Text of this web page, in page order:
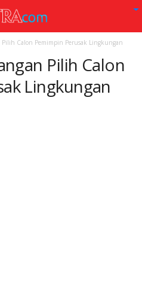
Pilih Calon Pemimpin Perusak Lingkungan
Pilih Calon
Lingkungan